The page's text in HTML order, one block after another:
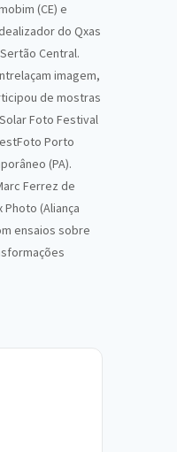
(CE) e
do Qxas
Central.
imagem,
de mostras
Foto Festival
Porto
(PA).
Ferrez de
(Aliança
ensaios sobre